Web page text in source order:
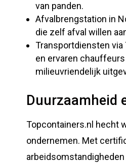
van panden.
Afvalbrengstation in
die zelf afval willen
Transportdiensten via
en ervaren
milieuvriendelijk
Duurzaamheid
Topcontainers.nl hecht
ondernemen. Met